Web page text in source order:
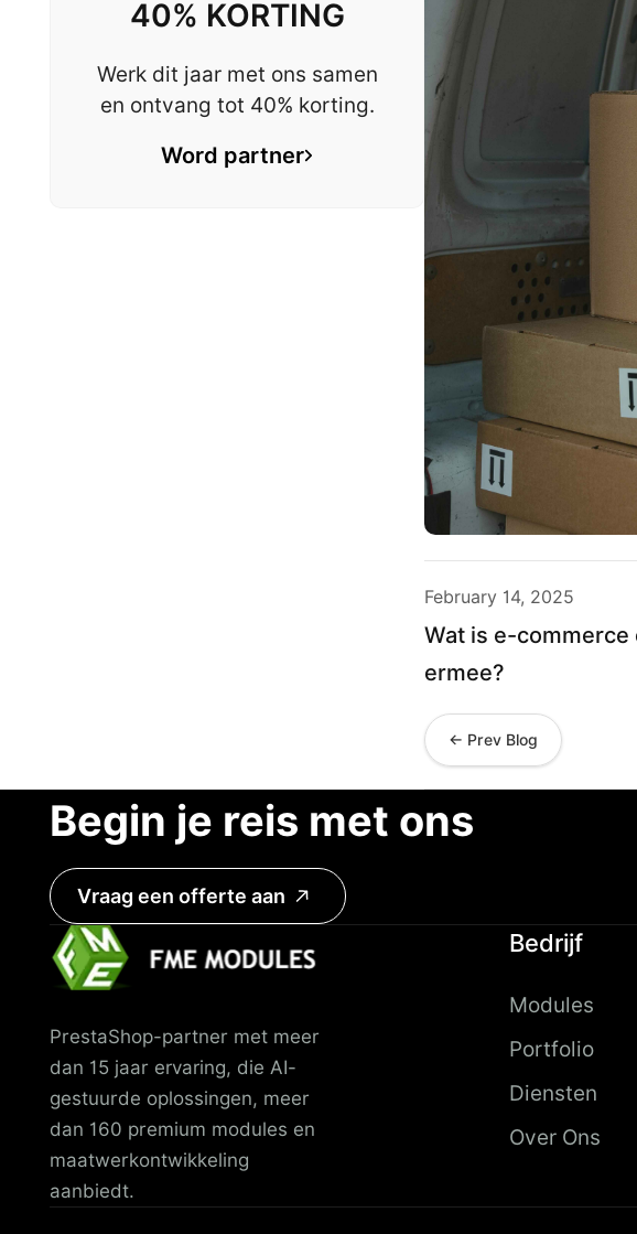
40% KORTING
Werk dit jaar met ons samen
en ontvang tot 40% korting.
Word partner
February 14, 2025
Wat is e-commerce
ermee?
← Prev Blog
Begin je reis met ons
Vraag een offerte aan
PrestaShop-partner met meer
dan 15 jaar ervaring, die AI-
gestuurde oplossingen, meer
dan 160 premium modules en
maatwerkontwikkeling
aanbiedt.
Bedrijf
Modules
Portfolio
Diensten
Over Ons